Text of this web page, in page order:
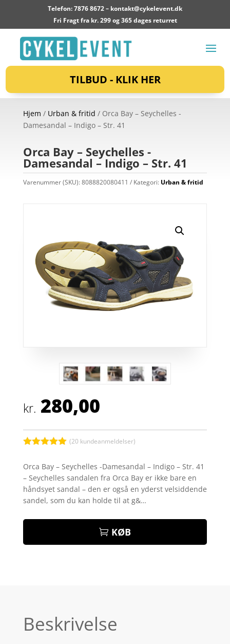
Telefon: 7876 8672 – kontakt@cykelevent.dk
Fri Fragt fra kr. 299 og 365 dages returret
TILBUD - KLIK HER
Hjem / Urban & fritid / Orca Bay – Seychelles -
Damesandal – Indigo – Str. 41
Orca Bay – Seychelles -
Damesandal – Indigo – Str. 41
Varenummer (SKU):8088820080411 Kategori: Urban & fritid
kr. 280,00
af 5
baseret på
kundebedøm
melser
(20 kundeanmeldelser)
Orca Bay – Seychelles -Damesandal – Indigo – Str. 41
– Seychelles sandalen fra Orca Bay er ikke bare en
håndsyet sandal – den er også en yderst velsiddende
sandel, som du kan holde til at g&…
KØB
Beskrivelse